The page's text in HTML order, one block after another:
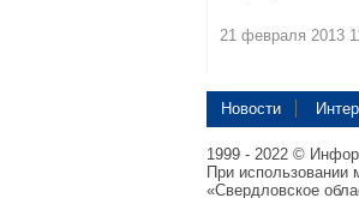
21 февраля 2013
Новости
1999 - 2022 ©
При использовании
«Свердловское